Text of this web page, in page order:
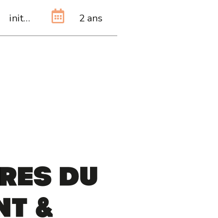
initiale 2 ans
du
&